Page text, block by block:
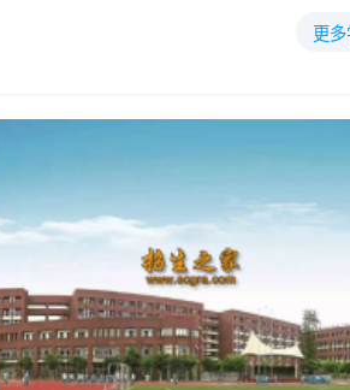
更